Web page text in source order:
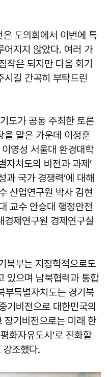
도의회에서 이번에 특
어지지 않았다. 여러 가
작은 되지만 다음 회기
시길 간곡히 부탁드린
도가 공동 주최한 토론
을 맡은 가운데 이정훈
영성 서울대 환경대학
자치도의 비전과 과제’
과 국가 경쟁력’에 대해
산업연구원 박사 김현
교수 안승대 행정안전
제연구원 경제연구실
북부는 지정학적으로도
있으며 남북협력과 통합
부특별자치도는 경기북
기비전으로 대한민국의
장기비전으로는 미래 한
화자유도시’로 진화할
조했다.